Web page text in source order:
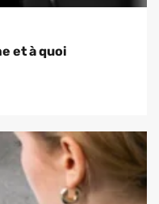
et à quoi